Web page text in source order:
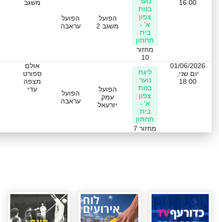
16:00
בנות
צפון
א' -
בית
תחתון
מחזור
10
הפועל
משגב 2
הפועל
עראבה
משגב
01/06/2026
יום שני,
18:00
ליגת
נוער
בנות
צפון
א' -
בית
תחתון
מחזור 7
הפועל
עמק
יזרעאל
הפועל
עראבה
אולם
ספורט
מצפה
עדי